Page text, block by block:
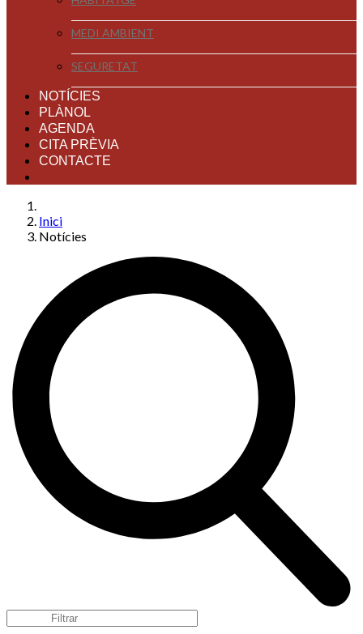
MEDI AMBIENT
SEGURETAT
NOTÍCIES
PLÀNOL
AGENDA
CITA PRÈVIA
CONTACTE
Inici
Notícies